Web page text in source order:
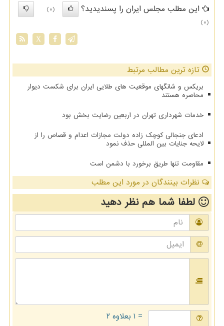
این مطلب مجلس ایران را پسندیدید؟
(0)
(0)
X
تازه ترین مطالب مرتبط
بریکس و شانگهای موقعیت های طلایی ایران برای شکست دیوار
محاصره هستند
خدمات شهرداری تهران در اربعین رضایت بخش بود
ادعای جنجالی کوچک زاده دولت مجازات اعدام و قصاص را از
لایحه جنایات بین المللی حذف نمود
مقاومت تنها طریق برخورد با دشمن است
نظرات بینندگان در مورد این مطلب
لطفا شما همنظر دهید
= ۱ بعلاوه ۲